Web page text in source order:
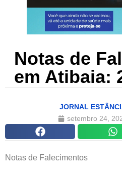
Notas de
em Atibaia:
JORNAL
setembro 24,
Notas de Falecimentos